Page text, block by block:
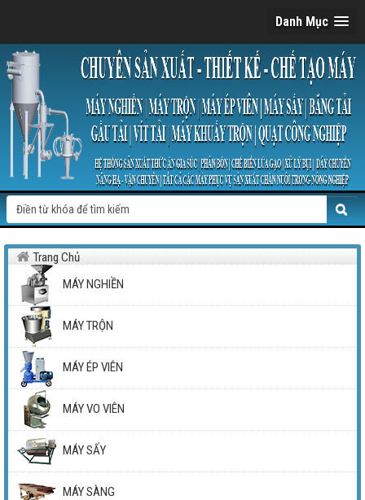
Danh Mục
Trang Chủ
MÁY NGHIỀN
MÁY TRỘN
MÁY ÉP VIÊN
MÁY VO VIÊN
MÁY SẤY
MÁY SÀNG